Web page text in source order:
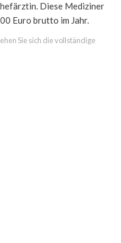
Diese Mediziner
Euro brutto im Jahr.
Sie sich die vollständige